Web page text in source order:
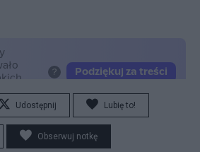
Udostępnij Lubię to!
Obserwuj notkę